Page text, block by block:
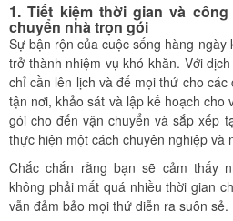
1. Tiết kiệm thời gian và
chuyển nhà trọn gói
Sự bận rộn của cuộc sống hàng
trở thành nhiệm vụ khó khăn. Với
chỉ cần lên lịch và để mọi thứ cho các
tận nơi, khảo sát và lập kế hoạch cho
gói cho đến vận chuyển và sắp xếp
thực hiện một cách chuyên nghiệp và
Chắc chắn rằng bạn sẽ cảm thấy
không phải mất quá nhiều thời gian
vẫn đảm bảo mọi thứ diễn ra suôn sẻ.